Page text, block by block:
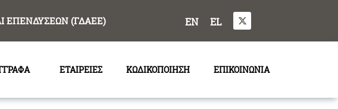
ΕΠΕΝΔΥΣΕΩΝ (ΓΔΑΕΕ) EN EL
ΕΤΑΙΡΕΙΕΣ ΚΩΔΙΚΟΠΟΙΗΣΗ ΕΠΙΚΟΙΝΩΝΙΑ